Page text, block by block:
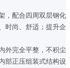
，配合四周双层钢化
时尚、舒适；提升企
外完全平整，不积尘
部正压组装式结构设